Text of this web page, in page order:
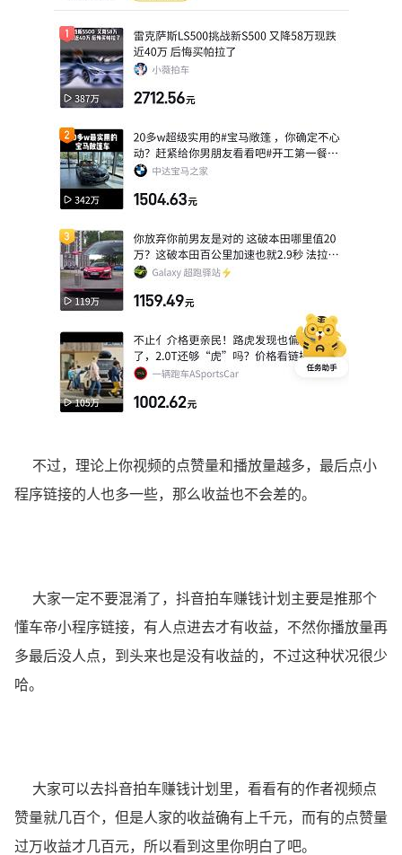
不过，理论上你视频的点赞量和播放量越多，最后点小
程序链接的人也多一些，那么收益也不会差的。
大家一定不要混淆了，抖音拍车赚钱计划主要是推那个
懂车帝小程序链接，有人点进去才有收益，不然你播放量再
多最后没人点，到头来也是没有收益的，不过这种状况很少
哈。
大家可以去抖音拍车赚钱计划里，看看有的作者视频点
赞量就几百个，但是人家的收益确有上千元，而有的点赞量
过万收益才几百元，所以看到这里你明白了吧。